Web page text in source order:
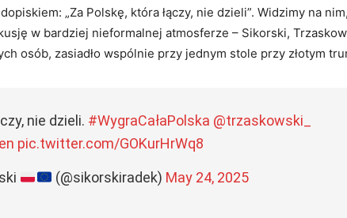
„Za Polskę, która łączy, nie dzieli”. Widzimy na
w bardziej nieformalnej atmosferze – Sikorski,
osób, zasiadło wspólnie przy jednym stole przy złotym
nie dzieli. #WygraCałaPolska @trzaskowski_
pic.twitter.com/GOKurHrWq8
(@sikorskiradek) May 24, 2025